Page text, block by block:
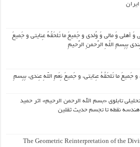
وَ أهلی وَ مالی وَ وُلدی و جَمیعَ ما تَلحَقُهُ عِنایتی و جَمیعَ
بِبِسمِ اللّهِ الرَّحمنِ الرَّحیمِ
جَمیعَ ما تَلحَقُهُ عِنایتی، و جَمیعَ نِعَمِ اللّهِ عِندی، بِبِسمِ
تابلوی «بسم الله الرحمن الرحیم» اثر حمید
هندسه نقطه تا تجسم حدیث ثقلین
The Geometric Reinterpretation of the